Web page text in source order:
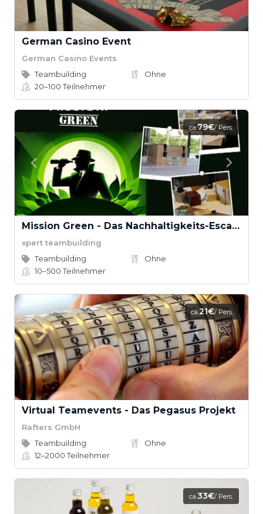
German Casino Event
German Casino Events
Teambuilding
Ohne
20–100Teilnehmer
ca.79€/ Pers.
Mission Green - Das Nachhaltigkeits-Escape Game
xpert teambuilding
Teambuilding
Ohne
10–500Teilnehmer
ca.21€/ Pers.
Virtual Teamevents - Das Pegasus Projekt
Rafters GmbH
Teambuilding
Ohne
12–2000Teilnehmer
ca.33€/ Pers.